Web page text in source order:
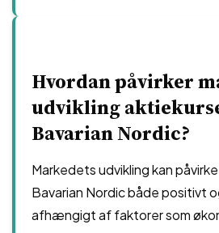
Hvordan påvirker
udvikling
Bavarian Nordic?
Markedets udvikling kan
Bavarian Nordic både positivt
afhængigt af faktorer som